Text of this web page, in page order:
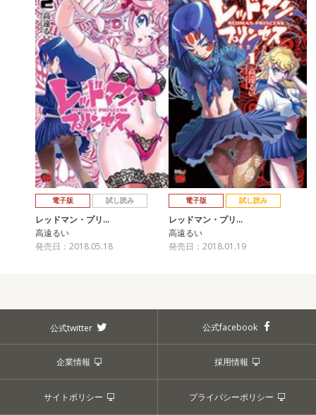
電子版 試し読み
レッドマン・プリ…
高遠るい
発売日：2018.05.18
電子版 試し読み
レッドマン・プリ…
高遠るい
発売日：2018.01.19
公式twitter 公式facebook
企業情報 採用情報
サイトポリシー プライバシーポリシー